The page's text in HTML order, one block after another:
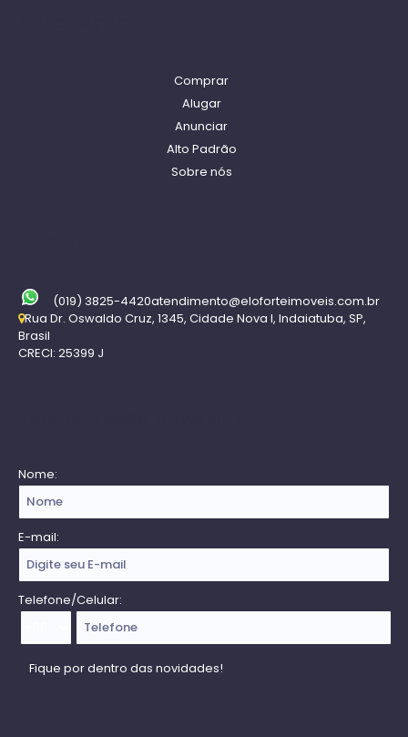
Comprar
Alugar
Anunciar
Alto Padrão
Sobre nós
(019) 3825-4420atendimento@eloforteimoveis.com.br
Rua Dr. Oswaldo Cruz, 1345, Cidade Nova I, Indaiatuba, SP,
Brasil
CRECI: 25399 J
Nome:
E-mail:
Telefone/Celular: